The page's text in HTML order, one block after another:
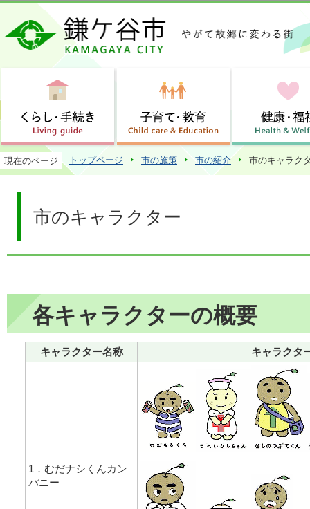
この
現在のページ トップページ 市の施策 市の紹介 市のキャラク
市のキャラクター
各キャラクターの概要
キャラクター名称 キャラクタ
1．むだナシくんカン
パニー